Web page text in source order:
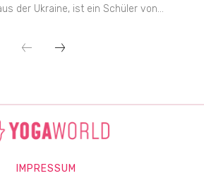
der Ukraine, ist ein Schüler von...
IMPRESSUM